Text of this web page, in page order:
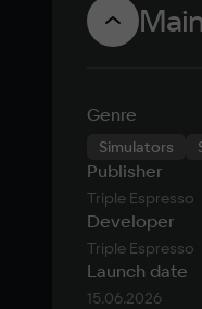
Genre
Simulators
Publisher
Triple Espresso
Developer
Triple Espresso
Launch date
15.06.2026